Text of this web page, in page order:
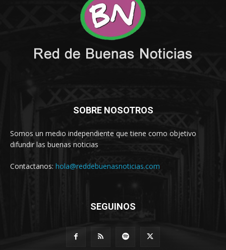
SOBRE NOSOTROS
Somos un medio independiente que tiene como objetivo
difundir las buenas noticias
Contactanos: hola@reddebuenasnoticias.com
SEGUINOS